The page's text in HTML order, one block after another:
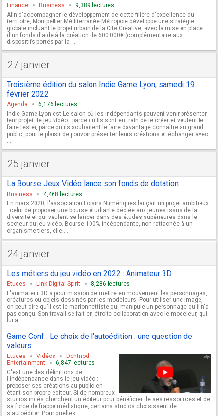
Finance Business
9,389 lectures
Afin d'accompagner le développement de cette filière d'excellence du
territoire, Montpellier Méditerranée Métropole développe une stratégie
globale incluant le projet urbain de la Cité Créative, avec la mise en place
d'un fonds d'aide à la création de 600 000€ (complémentaire aux
dispositifs portés par la ...
27 janvier
Troisième édition du salon Indie Game Lyon, samedi 19
février 2022
Agenda
6,176 lectures
Indie Game Lyon est Le salon où les indépendants peuvent venir présenter
leur projet de jeu vidéo : parce qu'ils sont en train de le créer et veulent le
faire tester, parce qu'ils souhaitent le faire davantage connaître au grand
public, pour le plaisir de pouvoir présenter leurs créations et échanger avec
...
25 janvier
La Bourse Jeux Vidéo lance son fonds de dotation
Business
4,468 lectures
En mars 2020, l'association Loisirs Numériques lançait un projet ambitieux
: celui de proposer une bourse étudiante dédiée aux jeunes issus de la
diversité et qui veulent se lancer dans des études supérieures dans le
secteur du jeu vidéo. Bourse 100% indépendante, non rattachée à un
organisme-tiers, elle ...
24 janvier
Les métiers du jeu vidéo en 2022 : Animateur 3D
Etudes Link Digital Spirit
8,286 lectures
L'animateur 3D a pour mission de mettre en mouvement les personnages,
créatures ou objets dessinés par les modeleurs. Pour utiliser une image,
on peut dire qu'il est le marionnettiste qui manipule un personnage qu'il n'a
pas conçu. Son travail se fait en étroite collaboration avec le modeleur, qui
lui a ...
Game Conf : Le choix de l'autoédition : une question de
valeurs
Etudes Vidéos
Dontnod
Entertainment
6,847 lectures
C'est une des définitions de
l'indépendance dans le jeu vidéo :
proposer ses créations au public en
étant son propre éditeur. Si de nombreux
studios indés cherchent un éditeur pour bénéficier de ses ressources et de
sa force de frappe médiatique, certains studios choisissent de
s'autoéditer. Pour quelles ...